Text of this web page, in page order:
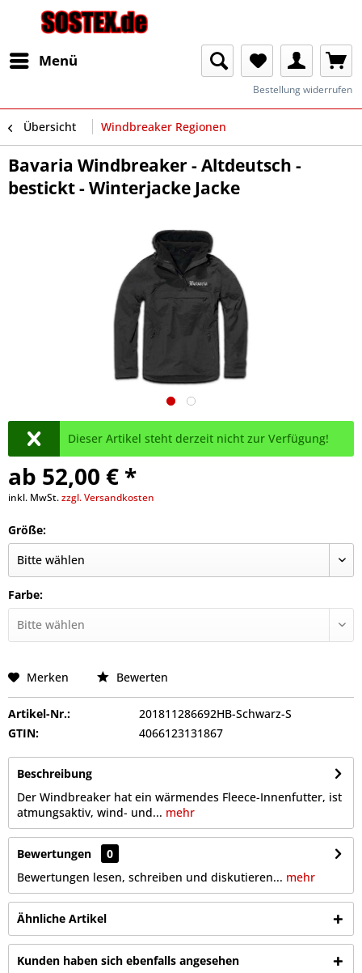
Menü
Bestellung widerrufen
Übersicht Windbreaker Regionen
Bavaria Windbreaker - Altdeutsch -
bestickt - Winterjacke Jacke
Dieser Artikel steht derzeit nicht zur Verfügung!
ab 52,00 € *
inkl. MwSt.zzgl. Versandkosten
Größe:
Farbe:
Merken Bewerten
Artikel-Nr.:
201811286692HB-Schwarz-S
GTIN:
4066123131867
Beschreibung
Der Windbreaker hat ein wärmendes Fleece-Innenfutter, ist
atmungsaktiv, wind- und... mehr
Bewertungen
0
Bewertungen lesen, schreiben und diskutieren... mehr
Ähnliche Artikel
Kunden haben sich ebenfalls angesehen